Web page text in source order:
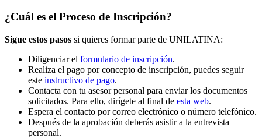
¿Cuál es el Proceso de Inscripción?
Sigue estos pasos si quieres formar parte de UNILATINA:
Diligenciar el formulario de inscripción.
Realiza el pago por concepto de inscripción, puedes seguir
este instructivo de pago.
Contacta con tu asesor personal para enviar los documentos
solicitados. Para ello, dirígete al final de esta web.
Espera el contacto por correo electrónico o número telefónico.
Después de la aprobación deberás asistir a la entrevista
personal.